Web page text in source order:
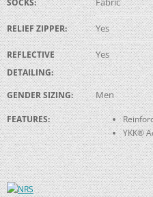
RELIEF ZIPPER: Yes
REFLECTIVE
DETAILING:
Yes
GENDER SIZING: Men
FEATURES:
YKK®